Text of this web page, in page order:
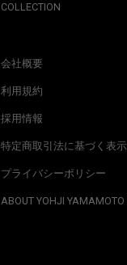
COLLECTION
会社概要
利用規約
採用情報
特定商取引法に基づく表示
プライバシーポリシー
ABOUT YOHJI YAMAMOTO